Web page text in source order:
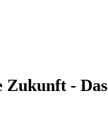
Zukunft - Das